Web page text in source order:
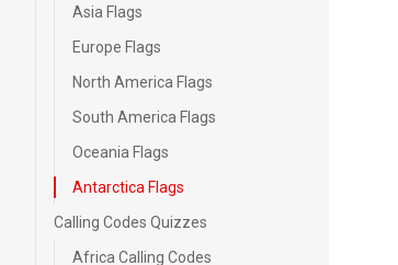
Asia Flags
Europe Flags
North America Flags
South America Flags
Oceania Flags
Antarctica Flags
Calling Codes Quizzes
Africa Calling Codes